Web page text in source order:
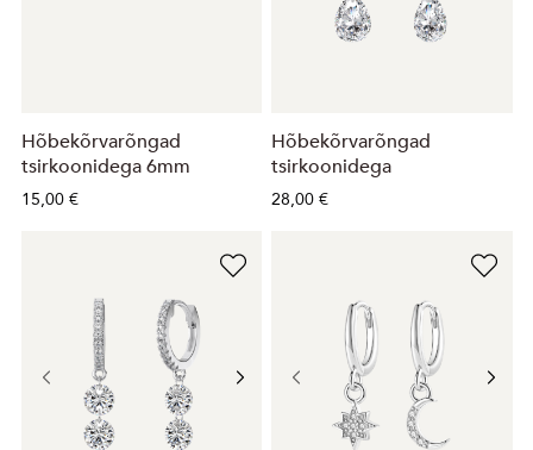
Hõbekõrvarõngad
tsirkoonidega 6mm
15,00 €
Hõbekõrvarõngad
tsirkoonidega
28,00 €